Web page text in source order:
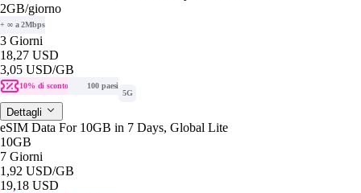
2GB/giorno
+ ∞ a 2Mbps
3 Giorni
18,27 USD
3,05 USD/GB
10% di sconto
100 paesi
5G
Dettagli
eSIM Data For 10GB in 7 Days, Global Lite
10GB
7 Giorni
1,92 USD/GB
19,18 USD